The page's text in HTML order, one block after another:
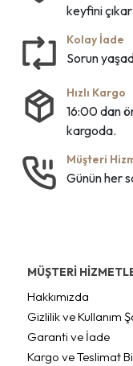
keyfini
Kolay İade
Sorun
Hızlı Kargo
16:00 dan
kargoda.
Müşteri
Günün her
MÜŞTERİ
Hakkımızda
Gizlilik ve Kullanım
Garanti ve İade
Kargo ve Teslimat